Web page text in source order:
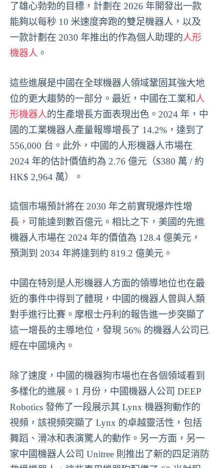
了雄心勃勃的目標，計劃在 2026 年開發出一款
能夠以每秒 10 米速度奔跑的雙足機器人，以及
一款計劃在 2030 年推出的作為個人助理的人形
機器人 。
這些進展是中國在全球機器人領域鞏固其強大地
位的更大趨勢的一部分。最近，中國在工業和 人
形機器人的生產增長方面表現出色。2024 年，中
國的工業機器人產量報導增長了 14.2%，達到了
556,000 台。此外，中國的人形機器人市場在
2024 年的估計價值約為 2.76 億元（$380 萬 / 約
HK$ 2,964 萬）。
這個市場預計將在 2030 年之前實現爆炸性增
長，可能達到數百億元。相比之下，美國的先進
機器人市場在 2024 年的價值為 128.4 億美元，
預測到 2034 年將達到約 819.2 億美元。
中國在特別是人形機器人方面的領導地位也在最
近的事件中得到了體現，中國的機器人曾與人類
對手進行比賽。摩根士丹利的報告進一步突顯了
這一增長的主導地位，發現 56% 的機器人公司已
經在中國境內。
除了速度，中國的機器狗市場也在各個領域看到
多樣化的進展。1 月份，中國機器人公司 DEEP
Robotics 發佈了一段展示其 Lynx 機器狗動作的
視頻，該視頻突顯了 Lynx 的卓越靈活性，包括
舞蹈、滑冰和表演驚人的動作。另一方面，另一
家中國機器人公司 Unitree 則推出了新的四足消防